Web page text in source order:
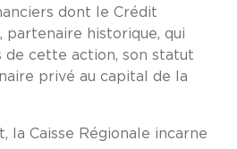
dont le Crédit
partenaire historique, qui
de cette action, son statut
privé au capital de la
la Caisse Régionale incarne